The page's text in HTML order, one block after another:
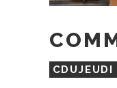
CDUJEUDI